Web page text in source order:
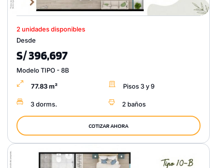
2 unidades disponibles
Desde
S/ 396,697
Modelo TIPO - 8B
77.83 m² Pisos 3 y 9
3 dorms. 2 baños
COTIZAR AHORA